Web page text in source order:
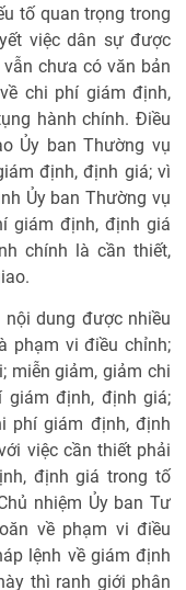
tố quan trọng trong
việc dân sự được
chưa có văn bản
chi phí giám định,
hành chính. Điều
Ủy ban Thường vụ
định, định giá; vì
Ủy ban Thường vụ
giám định, định giá
chính là cần thiết,
dung được nhiều
phạm vi điều chỉnh;
miễn giảm, giảm chi
giám định, định giá;
phí giám định, định
việc cần thiết phải
định giá trong tố
nhiệm Ủy ban Tư
về phạm vi điều
lệnh về giám định
thì ranh giới phân